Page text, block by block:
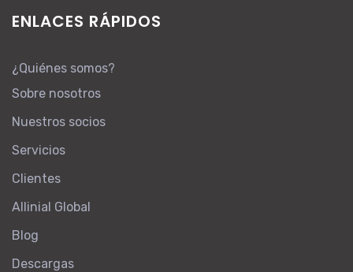
ENLACES RÁPIDOS
¿Quiénes somos?
Sobre nosotros
Nuestros socios
Servicios
Clientes
Allinial Global
Blog
Descargas